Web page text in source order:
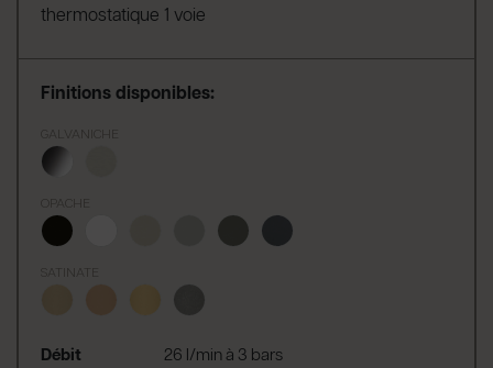
thermostatique 1 voie
Finitions disponibles:
GALVANICHE
SATINATE
Débit 26 l/min à 3 bars